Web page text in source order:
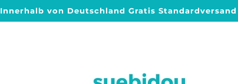
Innerhalb von Deutschland Gratis Standardversand